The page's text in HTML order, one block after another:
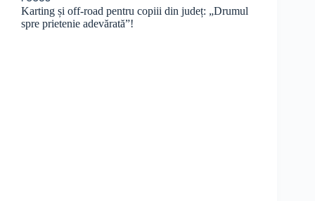
Karting și off-road pentru copiii din județ: „Drumul
spre prietenie adevărată”!